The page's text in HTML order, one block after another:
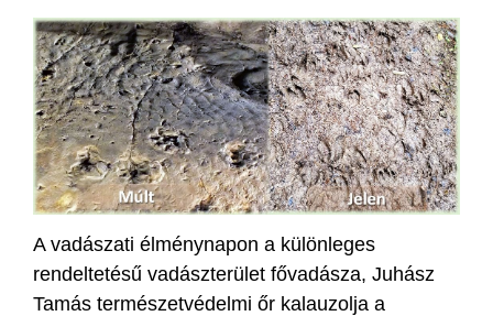
A vadászati élménynapon a különleges
rendeltetésű vadászterület fővadásza, Juhász
Tamás természetvédelmi őr kalauzolja a